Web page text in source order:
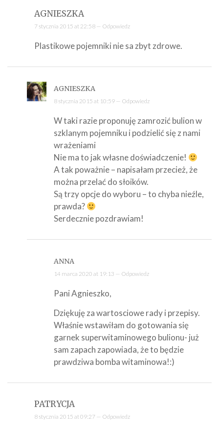
AGNIESZKA
7 stycznia 2015 at 22:58 — Odpowiedz
Plastikowe pojemniki nie sa zbyt zdrowe.
AGNIESZKA
8 stycznia 2015 at 10:59 — Odpowiedz
W taki razie proponuję zamrozić bulion w
szklanym pojemniku i podzielić się z nami
wrażeniami
Nie ma to jak własne doświadczenie!
A tak poważnie – napisałam przecież, że
można przelać do słoików.
Są trzy opcje do wyboru – to chyba nieźle,
prawda?
Serdecznie pozdrawiam!
ANNA
14 marca 2020 at 19:13 — Odpowiedz
Pani Agnieszko,
Dziękuję za wartosciowe rady i przepisy.
Właśnie wstawiłam do gotowania się
garnek superwitaminowego bulionu- już
sam zapach zapowiada, że to będzie
prawdziwa bomba witaminowa!:)
PATRYCJA
8 stycznia 2015 at 09:27 — Odpowiedz